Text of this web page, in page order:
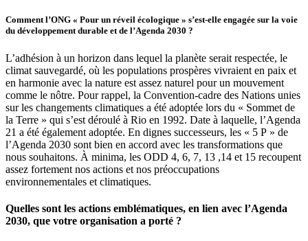
Comment l’ONG « Pour un réveil écologique » s’est-elle engagée sur la voie
du développement durable et de l’Agenda 2030 ?
L’adhésion à un horizon dans lequel la planète serait respectée, le
climat sauvegardé, où les populations prospères vivraient en paix et
en harmonie avec la nature est assez naturel pour un mouvement
comme le nôtre. Pour rappel, la Convention-cadre des Nations unies
sur les changements climatiques a été adoptée lors du « Sommet de
la Terre » qui s’est déroulé à Rio en 1992. Date à laquelle, l’Agenda
21 a été également adoptée. En dignes successeurs, les « 5 P » de
l’Agenda 2030 sont bien en accord avec les transformations que
nous souhaitons. À minima, les ODD 4, 6, 7, 13 ,14 et 15 recoupent
assez fortement nos actions et nos préoccupations
environnementales et climatiques.
Quelles sont les actions emblématiques, en lien avec l’Agenda
2030, que votre organisation a porté ?